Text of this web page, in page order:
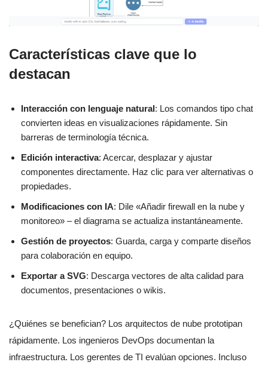
Características clave que lo
destacan
Interacción con lenguaje natural: Los comandos tipo chat
convierten ideas en visualizaciones rápidamente. Sin
barreras de terminología técnica.
Edición interactiva: Acercar, desplazar y ajustar
componentes directamente. Haz clic para ver alternativas o
propiedades.
Modificaciones con IA: Dile «Añadir firewall en la nube y
monitoreo» – el diagrama se actualiza instantáneamente.
Gestión de proyectos: Guarda, carga y comparte diseños
para colaboración en equipo.
Exportar a SVG: Descarga vectores de alta calidad para
documentos, presentaciones o wikis.
¿Quiénes se benefician? Los arquitectos de nube prototipan
rápidamente. Los ingenieros DevOps documentan la
infraestructura. Los gerentes de TI evalúan opciones. Incluso